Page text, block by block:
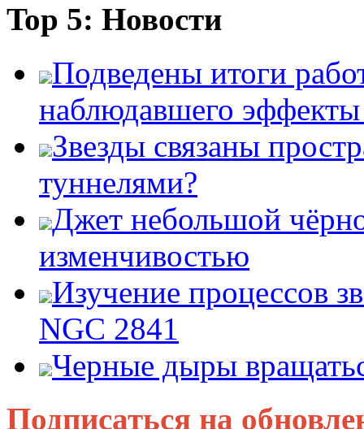
Top 5: Новости
Подведены итоги
наблюдавшего
Звезды связаны
туннелями?
Джет небольшой
изменчивостью
Изучение процессов
NGC 2841
Черные дыры
Подписаться на